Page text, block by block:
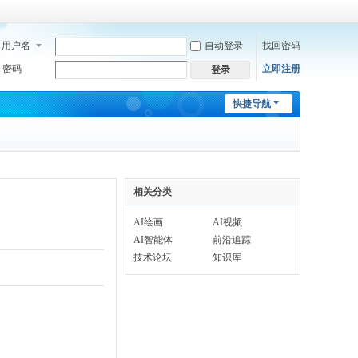
用户名 自动登录 找回密码
密码 登录 立即注册
快捷导航
相关分类
AI绘画
AI视频
AI智能体
前沿追踪
技术论坛
知识库